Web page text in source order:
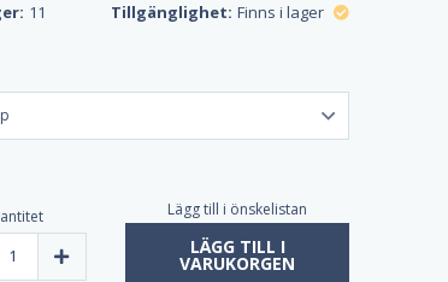
11 Tillgänglighet: Finns i lager
Öka
Lägg till i önskelistan
LÄGG TILL I
VARUKORGEN